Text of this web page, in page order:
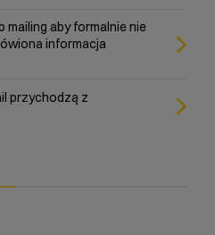
aby formalnie nie
informacja
przychodzą z